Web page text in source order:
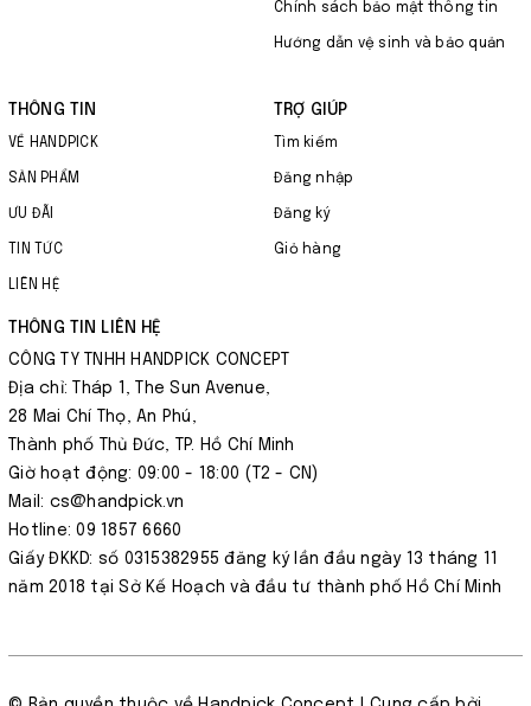
Chính sách bảo mật thông tin
Hướng dẫn vệ sinh và bảo quản
THÔNG TIN
VỀ HANDPICK
SẢN PHẨM
ƯU ĐÃI
TIN TỨC
LIÊN HỆ
TRỢ GIÚP
Tìm kiếm
Đăng nhập
Đăng ký
Giỏ hàng
THÔNG TIN LIÊN HỆ
CÔNG TY TNHH HANDPICK CONCEPT
Địa chỉ: Tháp 1, The Sun Avenue,
28 Mai Chí Thọ, An Phú,
Thành phố Thủ Đức, TP. Hồ Chí Minh
Giờ hoạt động: 09:00 - 18:00 (T2 - CN)
Mail: cs@handpick.vn
Hotline: 09 1857 6660
Giấy ĐKKD: số 0315382955 đăng ký lần đầu ngày 13 tháng 11
năm 2018 tại Sở Kế Hoạch và đầu tư thành phố Hồ Chí Minh